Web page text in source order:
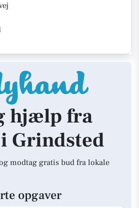
hjælp fra
Grindsted
modtag gratis bud fra lokale
opgaver